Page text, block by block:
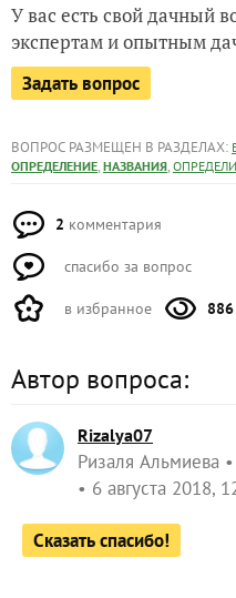
У вас есть свой дачный
экспертам и опытным
Задать вопрос
ВОПРОС РАЗМЕЩЕН В РАЗДЕЛАХ:
ОПРЕДЕЛЕНИЕ, НАЗВАНИЯ,
2 комментария
спасибо за вопрос
в избранное 886
Автор вопроса:
Rizalya07
Ризаля Альмиева
6 августа 2018,
Сказать спасибо!